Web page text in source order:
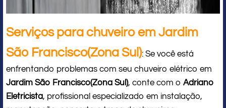
Serviços para chuveiro em Jardim
São Francisco(Zona Sul): Se você está
enfrentando problemas com seu chuveiro elétrico em
Jardim São Francisco(Zona Sul), conte com o Adriano
Eletricista, profissional especializado em instalação,